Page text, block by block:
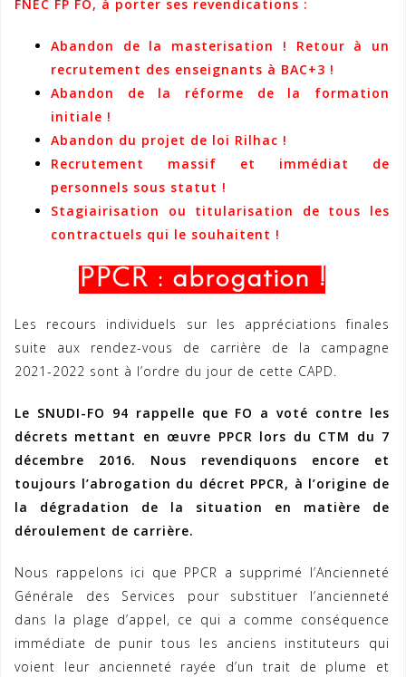
FNEC FP FO, à porter ses revendications :
Abandon de la masterisation ! Retour à un
recrutement des enseignants à BAC+3 !
Abandon de la réforme de la formation
initiale !
Abandon du projet de loi Rilhac !
Recrutement massif et immédiat de
personnels sous statut !
Stagiairisation ou titularisation de tous les
contractuels qui le souhaitent !
PPCR : abrogation !
Les recours individuels sur les appréciations finales
suite aux rendez-vous de carrière de la campagne
2021-2022 sont à l’ordre du jour de cette CAPD.
Le SNUDI-FO 94 rappelle que FO a voté contre les
décrets mettant en œuvre PPCR lors du CTM du 7
décembre 2016. Nous revendiquons encore et
toujours l’abrogation du décret PPCR, à l’origine de
la dégradation de la situation en matière de
déroulement de carrière.
Nous rappelons ici que PPCR a supprimé l’Ancienneté
Générale des Services pour substituer l’ancienneté
dans la plage d’appel, ce qui a comme conséquence
immédiate de punir tous les anciens instituteurs qui
voient leur ancienneté rayée d’un trait de plume et